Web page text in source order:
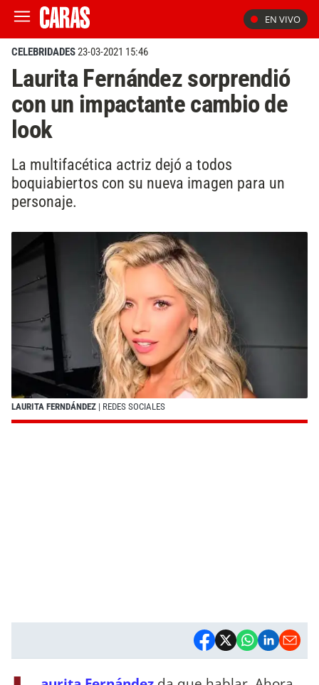
EN VIVO
CELEBRIDADES23-03-2021 15:46
Laurita Fernández sorprendió
con un impactante cambio de
look
La multifacética actriz dejó a todos
boquiabiertos con su nueva imagen para un
personaje.
LAURITA FERNDÁNDEZ | REDES SOCIALES